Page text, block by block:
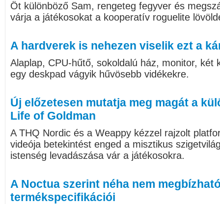
Öt különböző Sam, rengeteg fegyver és
várja a játékosokat a kooperatív roguelite
A hardverek is nehezen viselik ezt a
Alaplap, CPU-hűtő, sokoldalú ház, monitor, két
egy deskpad vágyik hűvösebb vidékekre.
Új előzetesen mutatja meg magát a
Life of Goldman
A THQ Nordic és a Weappy kézzel rajzolt
videója betekintést enged a misztikus
istenség levadászása vár a játékosokra.
A Noctua szerint néha nem
termékspecifikációi